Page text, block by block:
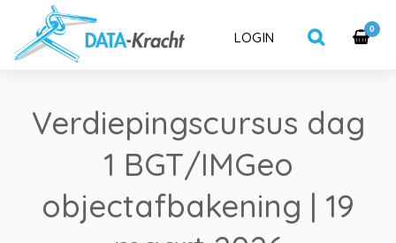
LOGIN
0
Verdiepingscursus dag
1 BGT/IMGeo
objectafbakening | 19